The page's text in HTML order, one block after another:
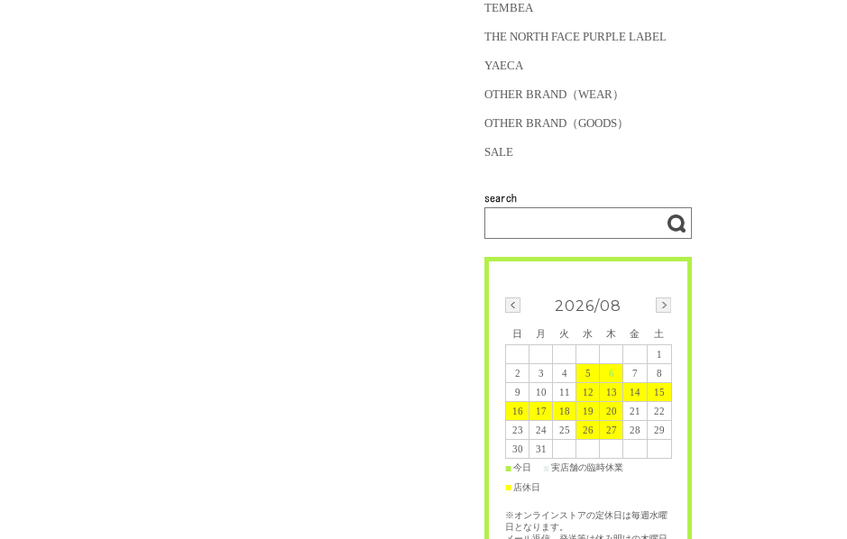
TEMBEA
THE NORTH FACE PURPLE LABEL
YAECA
OTHER BRAND（WEAR）
OTHER BRAND（GOODS）
SALE
2026/08
日 月 火 水 木 金
土
1
2
3 4 5 6 7
8
9
10 11 12 13 14
15
16
17 18 19 20 21
22
23
24 25 26 27 28
29
30
31
■今日 実店舗の臨時休業
■ 店休日
※オンラインストアの定休日は毎週水曜
日となります。